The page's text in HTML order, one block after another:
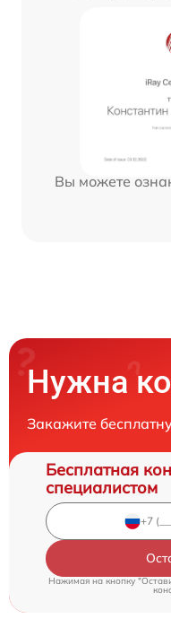
Вы можете
Нужна
Закажите
Бесплатная
специалистом
Нажимая на кнопку